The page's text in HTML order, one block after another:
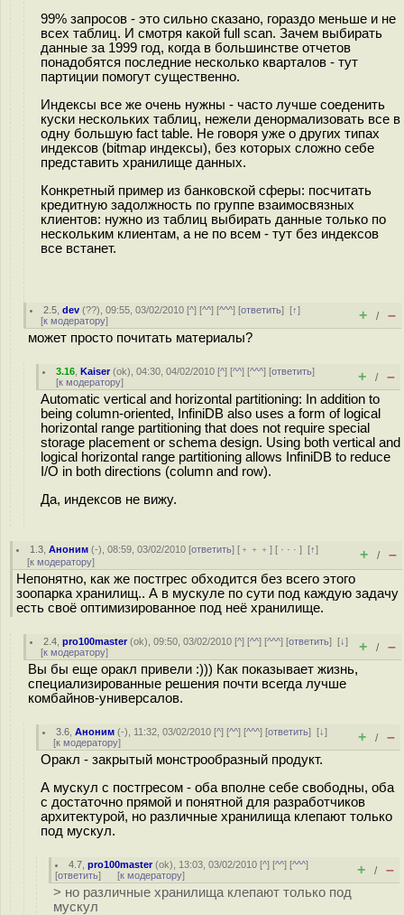
99% запросов - это сильно сказано, гораздо меньше и не
всех таблиц. И смотря какой full scan. Зачем выбирать
данные за 1999 год, когда в большинстве отчетов
понадобятся последние несколько кварталов - тут
партиции помогут существенно.
Индексы все же очень нужны - часто лучше соеденить
куски нескольких таблиц, нежели денормализовать все в
одну большую fact table. Не говоря уже о других типах
индексов (bitmap индексы), без которых сложно себе
представить хранилище данных.
Конкретный пример из банковской сферы: посчитать
кредитную задолжность по группе взаимосвязных
клиентов: нужно из таблиц выбирать данные только по
нескольким клиентам, а не по всем - тут без индексов
все встанет.
2.5 ,dev (??), 09:55, 03/02/2010 [^] [^^] [^^^] [ответить][↑]
[к модератору] + / –
может просто почитать материалы?
3.16 ,Kaiser(ok), 04:30, 04/02/2010 [^] [^^] [^^^] [ответить]
[к модератору] + / –
Automatic vertical and horizontal partitioning: In addition to
being column-oriented, InfiniDB also uses a form of logical
horizontal range partitioning that does not require special
storage placement or schema design. Using both vertical and
logical horizontal range partitioning allows InfiniDB to reduce
I/O in both directions (column and row).
Да, индексов не вижу.
1.3 ,Аноним (-), 08:59, 03/02/2010 [ответить] [ ﹢﹢﹢] [ · · ·][↑]
[к модератору] + / –
Непонятно, как же постгрес обходится без всего этого
зоопарка хранилищ.. А в мускуле по сути под каждую задачу
есть своё оптимизированное под неё хранилище.
2.4 ,pro100master(ok), 09:50, 03/02/2010 [^] [^^] [^^^] [ответить][↓]
[к модератору] + / –
Вы бы еще оракл привели :))) Как показывает жизнь,
специализированные решения почти всегда лучше
комбайнов-универсалов.
3.6 ,Аноним (-), 11:32, 03/02/2010 [^] [^^] [^^^] [ответить][↓]
[к модератору] + / –
Оракл - закрытый монстрообразный продукт.
А мускул с постгресом - оба вполне себе свободны, оба
с достаточно прямой и понятной для разработчиков
архитектурой, но различные хранилища клепают только
под мускул.
4.7 ,pro100master(ok), 13:03, 03/02/2010 [^] [^^] [^^^]
[ответить] [к модератору] + / –
> но различные хранилища клепают только под
мускул